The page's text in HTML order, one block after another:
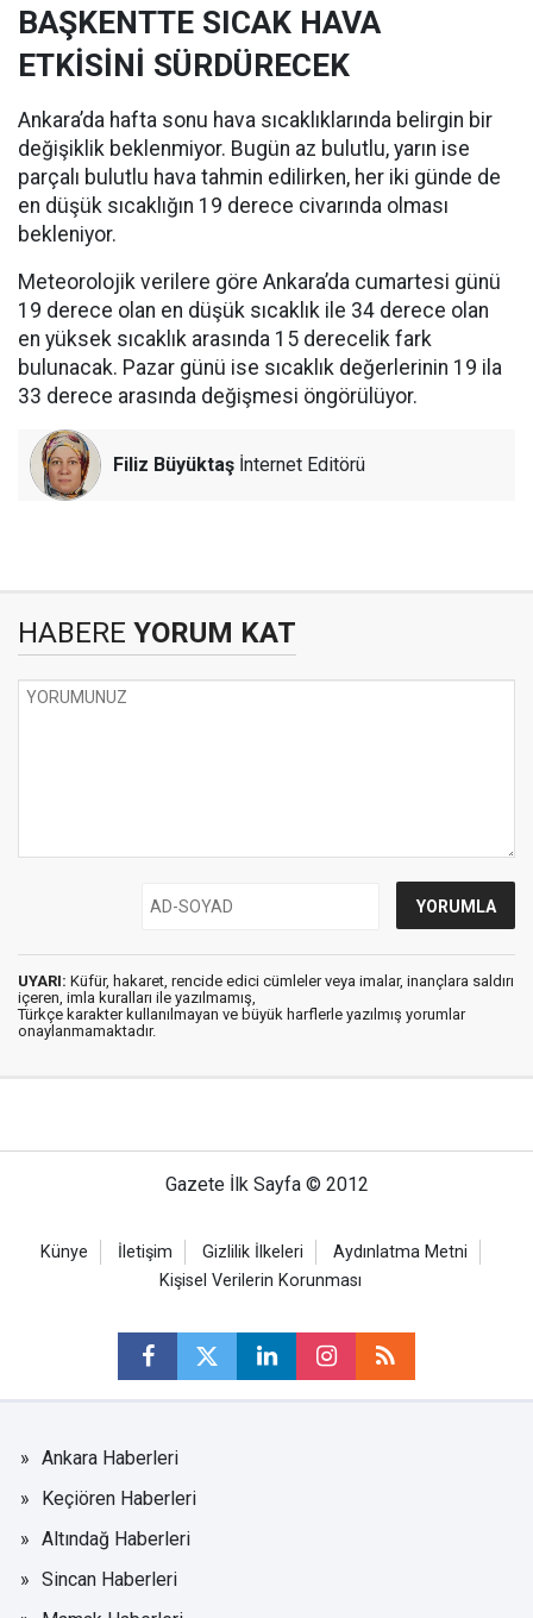
BAŞKENTTE SICAK HAVA
ETKİSİNİ SÜRDÜRECEK
Ankara’da hafta sonu hava sıcaklıklarında belirgin bir
değişiklik beklenmiyor. Bugün az bulutlu, yarın ise
parçalı bulutlu hava tahmin edilirken, her iki günde de
en düşük sıcaklığın 19 derece civarında olması
bekleniyor.
Meteorolojik verilere göre Ankara’da cumartesi günü
19 derece olan en düşük sıcaklık ile 34 derece olan
en yüksek sıcaklık arasında 15 derecelik fark
bulunacak. Pazar günü ise sıcaklık değerlerinin 19 ila
33 derece arasında değişmesi öngörülüyor.
Filiz Büyüktaş İnternet Editörü
HABERE YORUM KAT
UYARI: Küfür, hakaret, rencide edici cümleler veya imalar, inançlara saldırı
içeren, imla kuralları ile yazılmamış,
Türkçe karakter kullanılmayan ve büyük harflerle yazılmış yorumlar
onaylanmamaktadır.
Gazete İlk Sayfa © 2012
Künye İletişim Gizlilik İlkeleri
Aydınlatma Metni
Kişisel Verilerin Korunması
Ankara Haberleri
Keçiören Haberleri
Altındağ Haberleri
Sincan Haberleri